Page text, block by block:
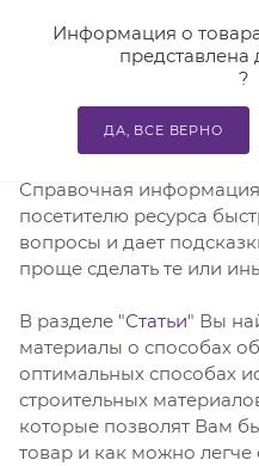
Информация о
представлена
?
ДА, ВСЕ ВЕРНО
Главная — Справочная
Справочная
Справочная
посетителю ресурса
вопросы и дает
проще сделать те или
В разделе "Статьи" Вы
материалы о способах
оптимальных способах
строительных
которые позволят Вам
товар и как можно легче